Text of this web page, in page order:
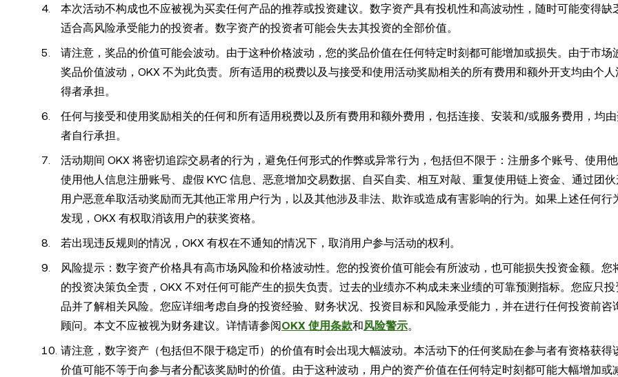
本次活动不构成也不应被视为买卖任何产品的推荐或投资建议。数字资产具有投机性和高波动性，随时可能变得缺
适合高风险承受能力的投资者。数字资产的投资者可能会失去其投资的全部价值。
请注意，奖品的价值可能会波动。由于这种价格波动，您的奖品价值在任何特定时刻都可能增加或损失。由于市场
奖品价值波动，OKX 不为此负责。所有适用的税费以及与接受和使用活动奖励相关的所有费用和额外开支均由个
得者承担。
任何与接受和使用奖励相关的任何和所有适用税费以及所有费用和额外费用，包括连接、安装和/或服务费用，均
者自行承担。
活动期间 OKX 将密切追踪交易者的行为，避免任何形式的作弊或异常行为，包括但不限于：注册多个账号、使用
使用他人信息注册账号、虚假 KYC 信息、恶意增加交易数据、自买自卖、相互对敲、重复使用链上资金、通过团
用户恶意牟取活动奖励而无其他正常用户行为，以及其他涉及非法、欺诈或造成有害影响的行为。如果上述任何行
发现，OKX 有权取消该用户的获奖资格。
若出现违反规则的情况，OKX 有权在不通知的情况下，取消用户参与活动的权利。
风险提示：数字资产价格具有高市场风险和价格波动性。您的投资价值可能会有所波动，也可能损失投资金额。您
的投资决策负全责，OKX 不对任何可能产生的损失负责。过去的业绩亦不构成未来业绩的可靠预测指标。您应只
品并了解相关风险。您应详细考虑自身的投资经验、财务状况、投资目标和风险承受能力，并在进行任何投资前咨
顾问。本文不应被视为财务建议。详情请参阅OKX 使用条款和风险警示。
请注意，数字资产（包括但不限于稳定币）的价值有时会出现大幅波动。本活动下的任何奖励在参与者有资格获得
价值可能不等于向参与者分配该奖励时的价值。由于这种波动，用户的资产价值在任何特定时刻都可能大幅增加或